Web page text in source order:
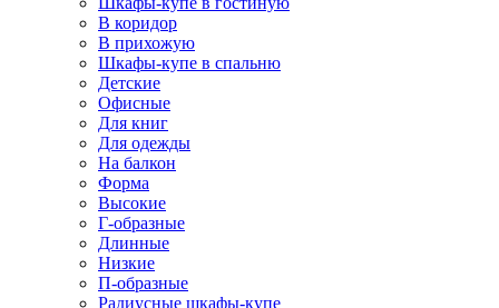
В коридор
В прихожую
Шкафы-купе в спальню
Детские
Офисные
Для книг
Для одежды
На балкон
Форма
Высокие
Г-образные
Длинные
Низкие
П-образные
Радиусные шкафы-купе